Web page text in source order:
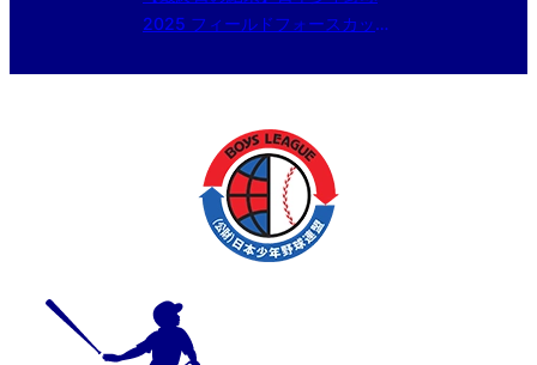
2025 フィールドフォースカップ